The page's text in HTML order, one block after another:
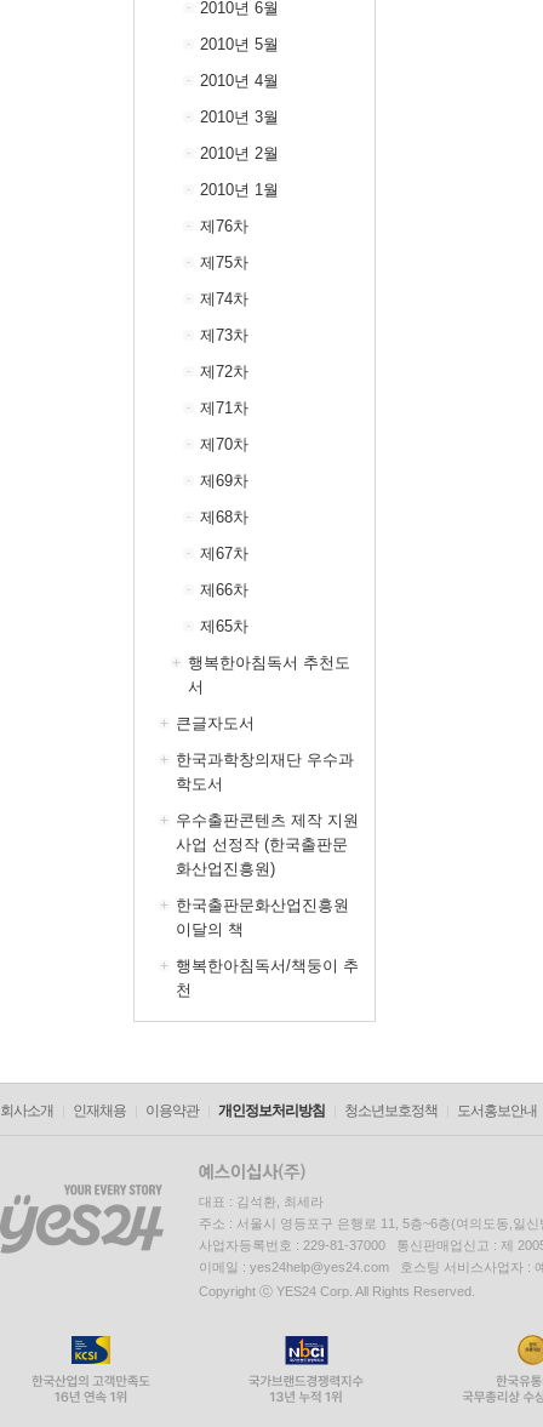
2010년 6월
2010년 5월
2010년 4월
2010년 3월
2010년 2월
2010년 1월
제76차
제75차
제74차
제73차
제72차
제71차
제70차
제69차
제68차
제67차
제66차
제65차
행복한아침독서 추천도
서
큰글자도서
한국과학창의재단 우수과
학도서
우수출판콘텐츠 제작 지원
사업 선정작 (한국출판문
화산업진흥원)
한국출판문화산업진흥원
이달의 책
행복한아침독서/책둥이 추
천
회사소개 인재채용 이용약관 개인정보처리방침 청소년보호정책 도서홍보안내
대표 : 김석환, 최세라
주소 : 서울시 영등포구 은행로 11, 5층~6층(여의도동,일신
사업자등록번호 : 229-81-37000 통신판매업신고 : 제
이메일 : yes24help@yes24.com 호스팅 서비스사업자 :
Copyright ⓒ YES24 Corp. All Rights Reserved.